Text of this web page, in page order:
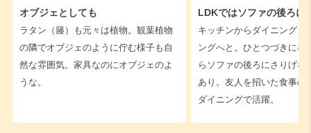
オブジェとしても
ラタン（籐）も元々は植物。観葉植物
の隣でオブジェのように佇む様子も自
然な雰囲気。家具なのにオブジェのよ
うな。
LDKではソファの後ろに
キッチンからダイニング、
ングへと。ひとつづきにな
らソファの後ろにさりげな
あり。友人を招いた食事の
ダイニングで活躍。